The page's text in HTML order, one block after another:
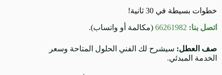
خطوات بسيطة في 30 ثانية!
اتصل بنا:
(مكالمة أو واتساب).
صف العطل: سيشرح لك الفني الحلول المتاحة وسعر
الخدمة المبدئي.